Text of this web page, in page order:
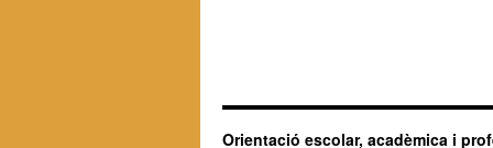
Orientació escolar, acadèmica i